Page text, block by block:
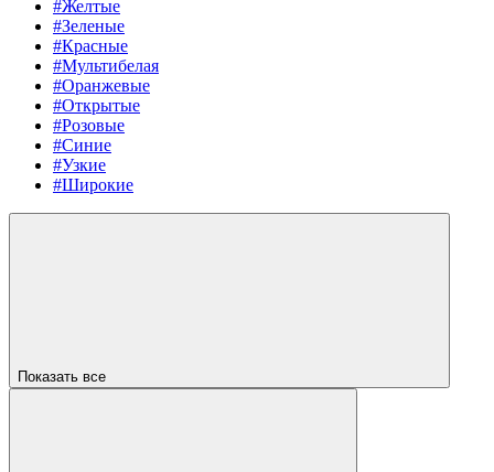
#Желтые
#Зеленые
#Красные
#Мультибелая
#Оранжевые
#Открытые
#Розовые
#Синие
#Узкие
#Широкие
Показать все